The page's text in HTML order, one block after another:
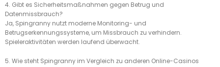
4. Gibt es Sicherheitsmaßnahmen gegen Betrug und
Datenmissbrauch?
Ja, Spingranny nutzt moderne Monitoring- und
Betrugserkennungssysteme, um Missbrauch zu verhindern.
Spieleraktivitäten werden laufend überwacht.
5. Wie steht Spingranny im Vergleich zu anderen Online-Casinos